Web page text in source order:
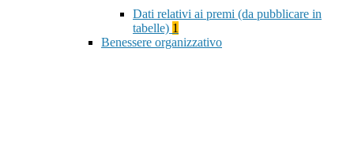
Dati relativi ai premi (da pubblicare in
tabelle) 1
Benessere organizzativo